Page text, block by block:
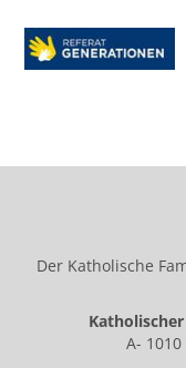
Der Katholische
A-